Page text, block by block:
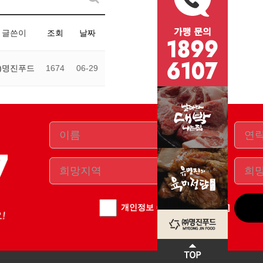
글쓴이 조회 날짜
진푸드 1674 06-29
개인정보 수집동의 [전문보기]